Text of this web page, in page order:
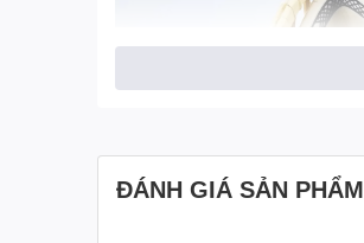
ĐÁNH GIÁ SẢN PHẨM